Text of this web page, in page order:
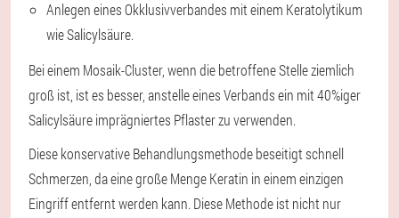
Anlegen eines Okklusivverbandes mit einem Keratolytikum
wie Salicylsäure.
Bei einem Mosaik-Cluster, wenn die betroffene Stelle ziemlich
groß ist, ist es besser, anstelle eines Verbands ein mit 40%iger
Salicylsäure imprägniertes Pflaster zu verwenden.
Diese konservative Behandlungsmethode beseitigt schnell
Schmerzen, da eine große Menge Keratin in einem einzigen
Eingriff entfernt werden kann. Diese Methode ist nicht nur